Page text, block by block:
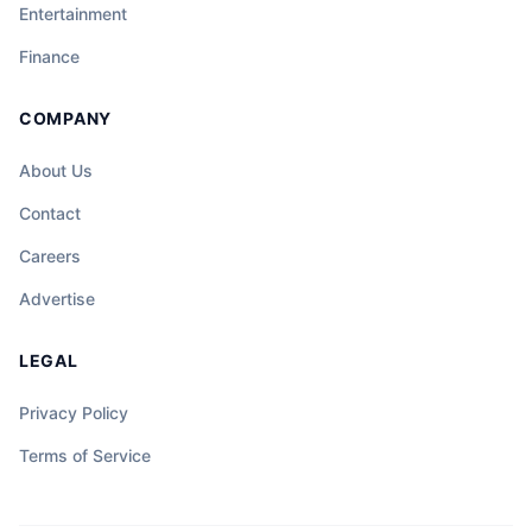
mga ordinaryong araw ay maaaring maging
sentro ng hindi inaasahang misteryo, at
magdala ng liwanag sa gitna ng dilim at
Entertainment
Finance
COMPANY
About Us
Contact
Careers
Advertise
LEGAL
Privacy Policy
Terms of Service